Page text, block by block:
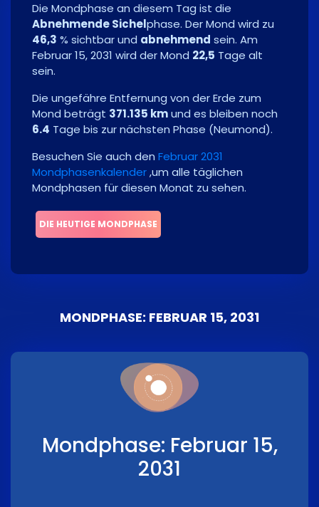
Die Mondphase an diesem Tag ist die
Abnehmende Sichelphase. Der Mond wird zu
46,3 % sichtbar und abnehmend sein. Am
Februar 15, 2031 wird der Mond 22,5 Tage alt
sein.
Die ungefähre Entfernung von der Erde zum
Mond beträgt 371.135 kmund es bleiben noch
6.4 Tage bis zur nächsten Phase (Neumond).
Besuchen Sie auch den Februar 2031
Mondphasenkalender,um alle täglichen
Mondphasen für diesen Monat zu sehen.
DIE HEUTIGE MONDPHASE
MONDPHASE: FEBRUAR 15, 2031
Mondphase: Februar 15,
2031